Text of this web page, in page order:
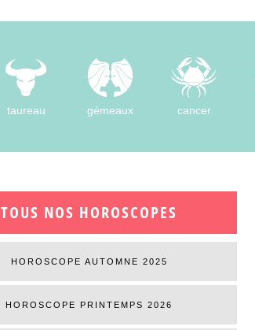
taureau gémeaux cancer
TOUS NOS HOROSCOPES
HOROSCOPE AUTOMNE 2025
HOROSCOPE PRINTEMPS 2026